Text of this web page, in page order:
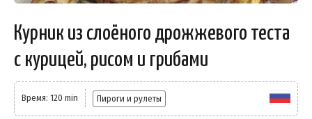
Курник из слоёного дрожжевого теста
с курицей, рисом и грибами
Время: 120 min Пироги и рулеты